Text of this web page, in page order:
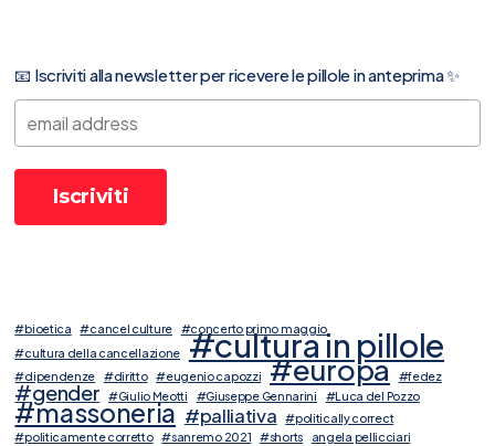
📧 Iscriviti alla newsletter per ricevere le pillole in anteprima ✨
#bioetica #cancel culture
#concerto primo maggio
#cultura della cancellazione #cultura in pillole
#dipendenze #diritto #eugenio capozzi #europa #fedez
#gender #Giulio Meotti #Giuseppe Gennarini #Luca del Pozzo
#massoneria #palliativa
#politically correct
#politicamente corretto #sanremo 2021 #shorts
angela pellicciari